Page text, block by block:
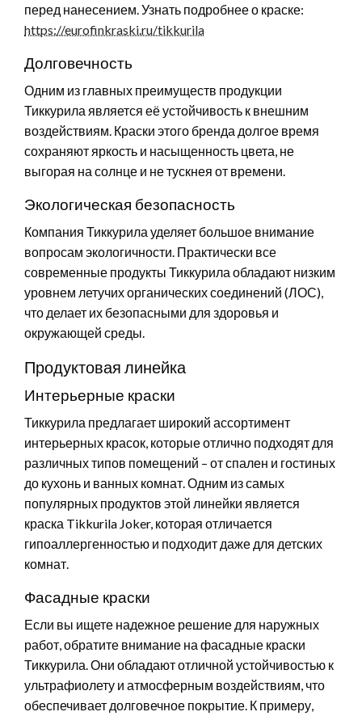
перед нанесением. Узнать подробнее о краске:
https://eurofinkraski.ru/tikkurila
Долговечность
Одним из главных преимуществ продукции
Тиккурила является её устойчивость к внешним
воздействиям. Краски этого бренда долгое время
сохраняют яркость и насыщенность цвета, не
выгорая на солнце и не тускнея от времени.
Экологическая безопасность
Компания Тиккурила уделяет большое внимание
вопросам экологичности. Практически все
современные продукты Тиккурила обладают низким
уровнем летучих органических соединений (ЛОС),
что делает их безопасными для здоровья и
окружающей среды.
Продуктовая линейка
Интерьерные краски
Тиккурила предлагает широкий ассортимент
интерьерных красок, которые отлично подходят для
различных типов помещений – от спален и гостиных
до кухонь и ванных комнат. Одним из самых
популярных продуктов этой линейки является
краска Tikkurila Joker, которая отличается
гипоаллергенностью и подходит даже для детских
комнат.
Фасадные краски
Если вы ищете надежное решение для наружных
работ, обратите внимание на фасадные краски
Тиккурила. Они обладают отличной устойчивостью к
ультрафиолету и атмосферным воздействиям, что
обеспечивает долговечное покрытие. К примеру,